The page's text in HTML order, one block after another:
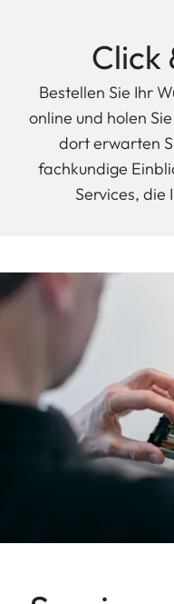
Click
Bestellen Sie Ihr
online und holen
dort erwarten
fachkundige
Services, die